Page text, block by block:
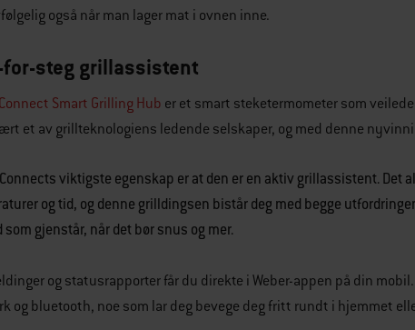
også når man lager mat i ovnen inne.
for-steg grillassistent
Smart Grilling Hub er et smart steketermometer som
et av grillteknologiens ledende selskaper, og med denne
viktigste egenskap er at den er en aktiv grillassistent. Det
og tid, og denne grilldingsen bistår deg med begge
som gjenstår, når det bør snus og mer.
og statusrapporter får du direkte i Weber-appen på din
og bluetooth, noe som lar deg bevege deg fritt rundt i hjemmet